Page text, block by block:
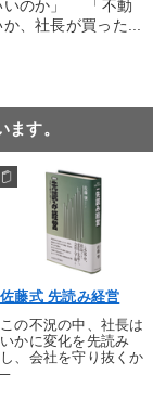
いのか」 「不動
、社長が買った...
す。
佐藤式 先読み経営
この不況の中、社長は
いかに変化を先読み
し、会社を守り抜くか
─